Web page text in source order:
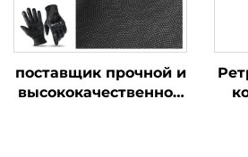
поставщик прочной и
высококачественной